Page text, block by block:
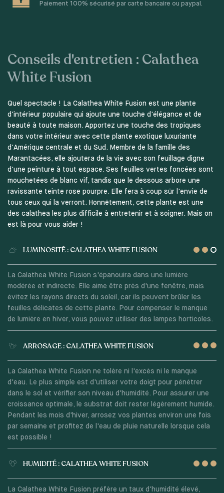
Paiement 100% sécurisé par carte bancaire ou paypal.
Conseils d'entretien : Calathea
White Fusion
Quel spectacle ! La Calathea White Fusion est une plante
d'intérieur populaire qui ajoute une touche d'élégance et de
beauté à toute maison. Apportez une touche des tropiques
dans votre intérieur avec cette plante exotique luxuriante
d'Amérique centrale et du Sud. Membre de la famille des
Marantacées, elle ajoutera de la vie avec son feuillage digne
d'une peinture à tout espace. Ses feuilles vertes foncées sont
mouchetées de blanc vif, tandis que le dessous arbore une
ravissante teinte rose pourpre. Elle fera à coup sûr l'envie de
tous ceux qui la verront. Honnêtement, cette plante est une
des calathea les plus difficile à entretenir et à soigner. Mais on
est là pour vous aider !
LUMINOSITÉ : CALATHEA WHITE FUSION
La Calathea White Fusion s'épanouira dans une lumière
modérée et indirecte. Elle aime être près d'une fenêtre, mais
évitez les rayons directs du soleil, car ils peuvent brûler les
feuilles délicates de cette plante. Pour compenser le manque
de lumière en hiver, vous pouvez utiliser des lampes horticoles.
ARROSAGE : CALATHEA WHITE FUSION
La Calathea White Fusion ne tolère ni l'excès ni le manque
d'eau. Le plus simple est d'utiliser votre doigt pour pénétrer
dans le sol et vérifier son niveau d'humidité. Pour assurer une
croissance optimale, le substrat doit rester légèrement humide.
Pendant les mois d'hiver, arrosez vos plantes environ une fois
par semaine et profitez de l'eau de pluie naturelle lorsque cela
est possible !
HUMIDITÉ : CALATHEA WHITE FUSION
La Calathea White Fusion préfère un taux d'humidité élevé,